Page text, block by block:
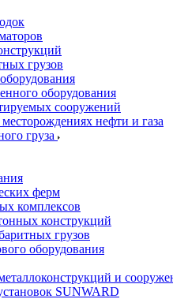
грузов
оборудования
сооружений
нефти и газа
груза
ферм
комплексов
конструкций
грузов
оборудования
и
SUNWARD